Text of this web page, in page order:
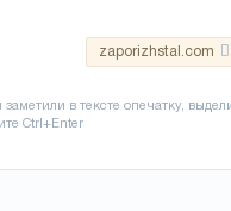
zaporizhstal.com